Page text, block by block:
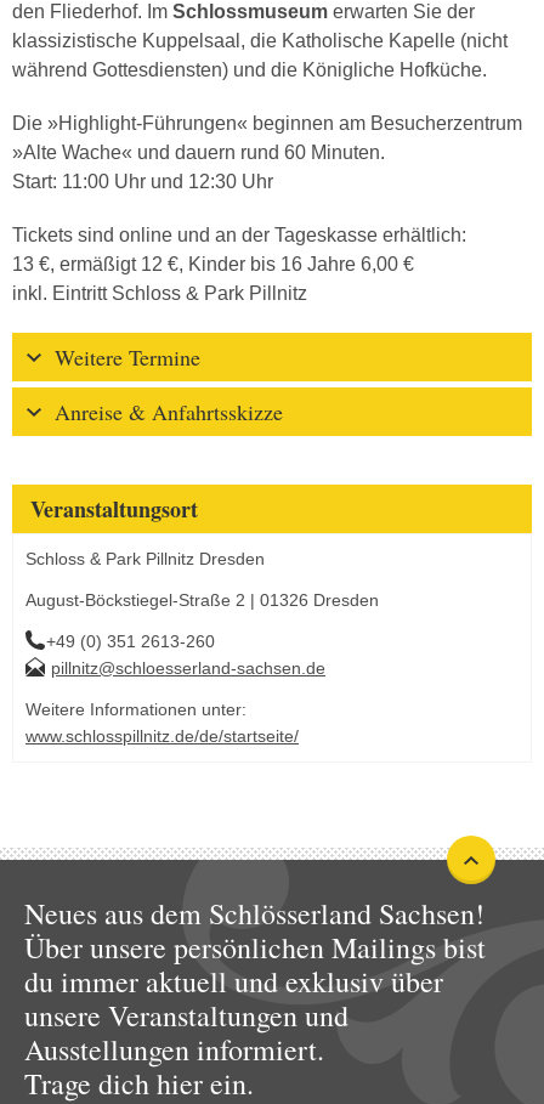
den Fliederhof. Im Schlossmuseum erwarten Sie der
klassizistische Kuppelsaal, die Katholische Kapelle (nicht
während Gottesdiensten) und die Königliche Hofküche.
Die »Highlight-Führungen« beginnen am Besucherzentrum
»Alte Wache« und dauern rund 60 Minuten.
Start: 11:00 Uhr und 12:30 Uhr
Tickets sind online und an der Tageskasse erhältlich:
13 €, ermäßigt 12 €, Kinder bis 16 Jahre 6,00 €
inkl. Eintritt Schloss & Park Pillnitz
Weitere Termine
Anreise & Anfahrtsskizze
Veranstaltungsort
Schloss & Park Pillnitz Dresden
August-Böckstiegel-Straße 2 | 01326 Dresden
+49 (0) 351 2613-260
pillnitz@schloesserland-sachsen.de
Weitere Informationen unter:
www.schlosspillnitz.de/de/startseite/
Neues aus dem Schlösserland Sachsen!
Über unsere persönlichen Mailings bist
du immer aktuell und exklusiv über
unsere Veranstaltungen und
Ausstellungen informiert.
Trage dich hier ein.